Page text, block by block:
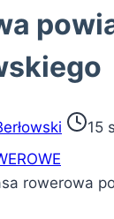
15